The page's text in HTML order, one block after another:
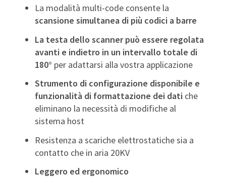
La modalità multi-code consente la
scansione simultanea di più codici a barre
La testa dello scanner può essere regolata
avanti e indietro in un intervallo totale di
180° per adattarsi alla vostra applicazione
Strumento di configurazione disponibile e
funzionalità di formattazione dei dati che
eliminano la necessità di modifiche al
sistema host
Resistenza a scariche elettrostatiche sia a
contatto che in aria 20KV
Leggero ed ergonomico